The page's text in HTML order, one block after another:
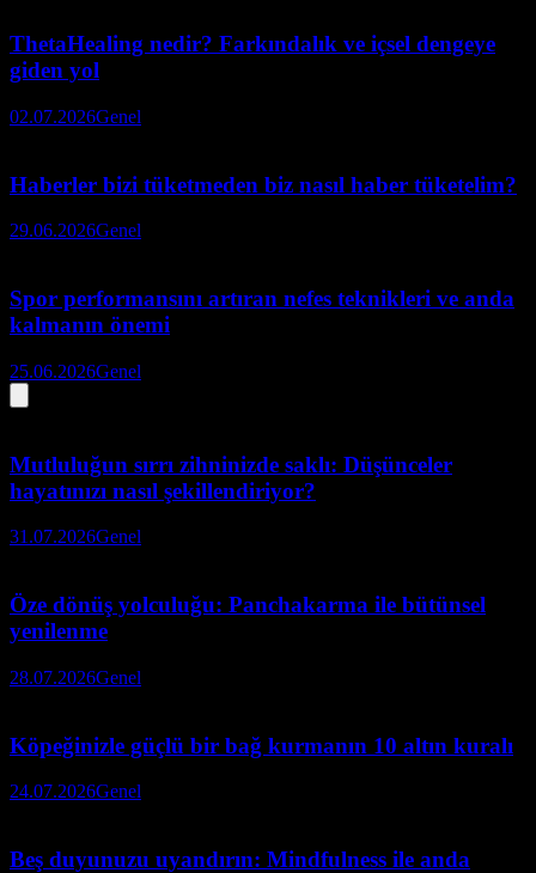
ThetaHealing nedir? Farkındalık ve içsel dengeye
giden yol
02.07.2026Genel
Haberler bizi tüketmeden biz nasıl haber tüketelim?
29.06.2026Genel
Spor performansını artıran nefes teknikleri ve anda
kalmanın önemi
25.06.2026Genel
Mutluluğun sırrı zihninizde saklı: Düşünceler
hayatınızı nasıl şekillendiriyor?
31.07.2026Genel
Öze dönüş yolculuğu: Panchakarma ile bütünsel
yenilenme
28.07.2026Genel
Köpeğinizle güçlü bir bağ kurmanın 10 altın kuralı
24.07.2026Genel
Beş duyunuzu uyandırın: Mindfulness ile anda